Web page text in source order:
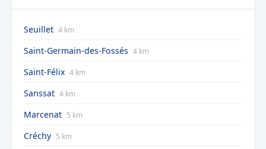
Seuillet 4 km
Saint-Germain-des-Fossés 4 km
Saint-Félix 4 km
Sanssat 4 km
Marcenat 5 km
Créchy 5 km